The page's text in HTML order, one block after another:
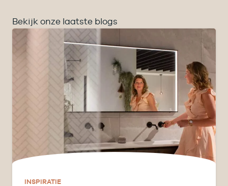
Bekijk onze laatste blogs
INSPIRATIE